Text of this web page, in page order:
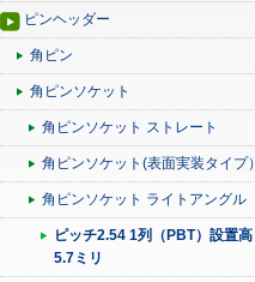
ピンヘッダー
角ピン
角ピンソケット
角ピンソケット ストレート
角ピンソケット(表面実装タイプ）
角ピンソケット ライトアングル
ピッチ2.54 1列（PBT）設置高
5.7ミリ